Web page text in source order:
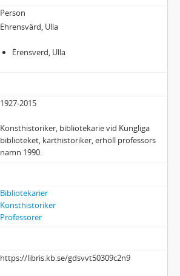
Person
Ehrensvärd, Ulla
Ėrensverd, Ulla
1927-2015
Konsthistoriker, bibliotekarie vid Kungliga
biblioteket, karthistoriker, erhöll professors
namn 1990.
Bibliotekarier
Konsthistoriker
Professorer
https://libris.kb.se/gdsvvt50309c2n9